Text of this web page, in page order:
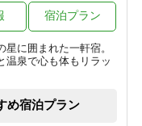
星に囲まれた一軒宿。
温泉で心も体もリラッ
宿泊プラン
め宿泊プラン